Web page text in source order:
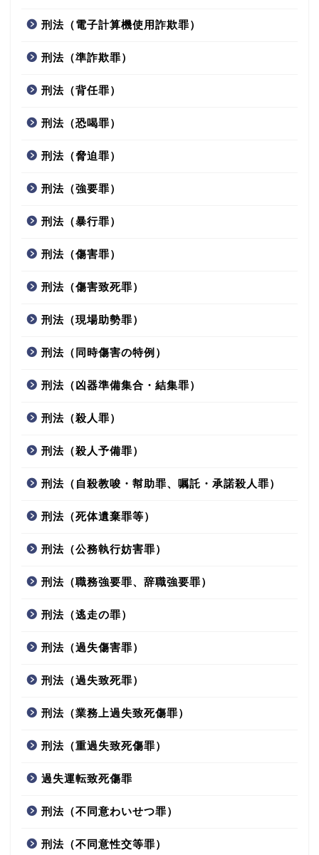
刑法（電子計算機使用詐欺罪）
刑法（準詐欺罪）
刑法（背任罪）
刑法（恐喝罪）
刑法（脅迫罪）
刑法（強要罪）
刑法（暴行罪）
刑法（傷害罪）
刑法（傷害致死罪）
刑法（現場助勢罪）
刑法（同時傷害の特例）
刑法（凶器準備集合・結集罪）
刑法（殺人罪）
刑法（殺人予備罪）
刑法（自殺教唆・幇助罪、嘱託・承諾殺人罪）
刑法（死体遺棄罪等）
刑法（公務執行妨害罪）
刑法（職務強要罪、辞職強要罪）
刑法（逃走の罪）
刑法（過失傷害罪）
刑法（過失致死罪）
刑法（業務上過失致死傷罪）
刑法（重過失致死傷罪）
過失運転致死傷罪
刑法（不同意わいせつ罪）
刑法（不同意性交等罪）